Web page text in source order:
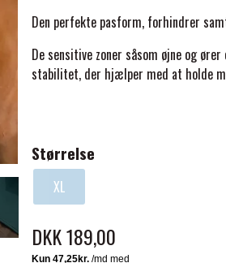
Den perfekte pasform, forhindrer
De sensitive zoner såsom øjne og
stabilitet, der hjælper med at holde
Størrelse
XL
DKK 189,00